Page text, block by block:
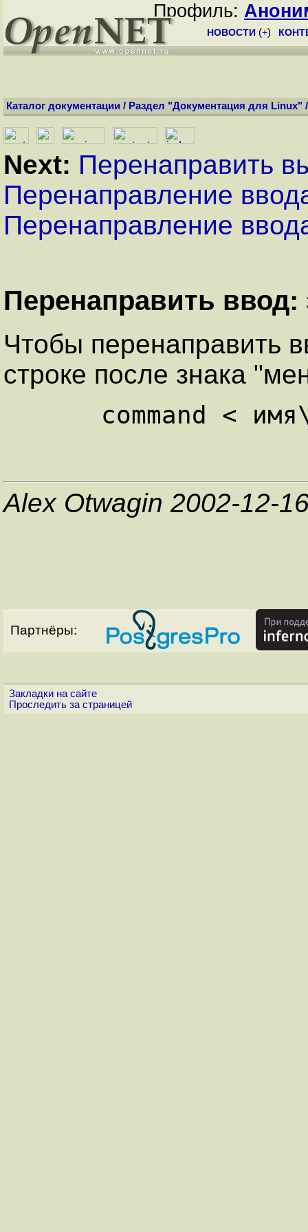
Профиль:
НОВОСТИ (+)
Каталог документации / Раздел "Документация для Linux"
Next: Перенаправить
Перенаправление
Перенаправление
Перенаправить ввод:
Чтобы перенаправить
строке после знака
Alex Otwagin 2002-12-
Партнёры:
Закладки на сайте
Проследить за страницей